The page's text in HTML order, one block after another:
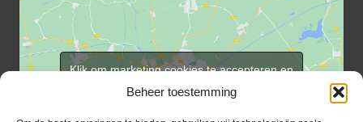
Beheer toestemming
Klik om marketing cookies te accepteren en
deze inhoud in te schakelen